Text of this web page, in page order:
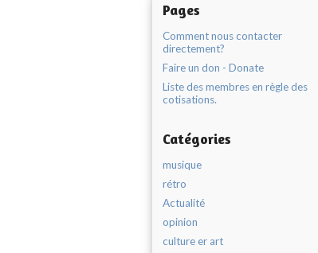
Pages
Comment nous contacter
directement?
Faire un don - Donate
Liste des membres en règle des
cotisations.
Catégories
musique
rétro
Actualité
opinion
culture er art